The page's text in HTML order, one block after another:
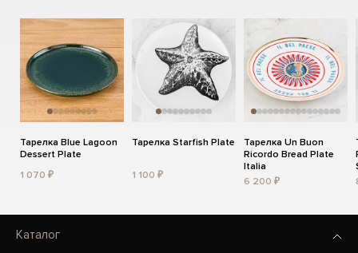
Тарелка Blue Lagoon
Dessert Plate
1 070 ₽
Тарелка Starfish Plate
1 100 ₽
Тарелка Un Buon
Ricordo Bread Plate
Italia
6 200 ₽
Каталог